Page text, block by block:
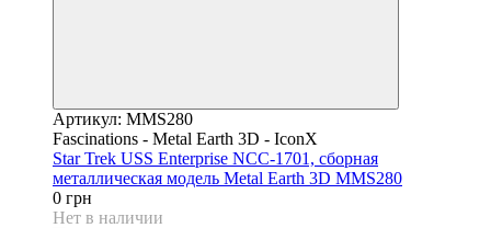
Артикул: MMS280
Fascinations - Metal Earth 3D - IconX
Star Trek USS Enterprise NCC-1701, сборная
металлическая модель Metal Earth 3D MMS280
0 грн
Нет в наличии